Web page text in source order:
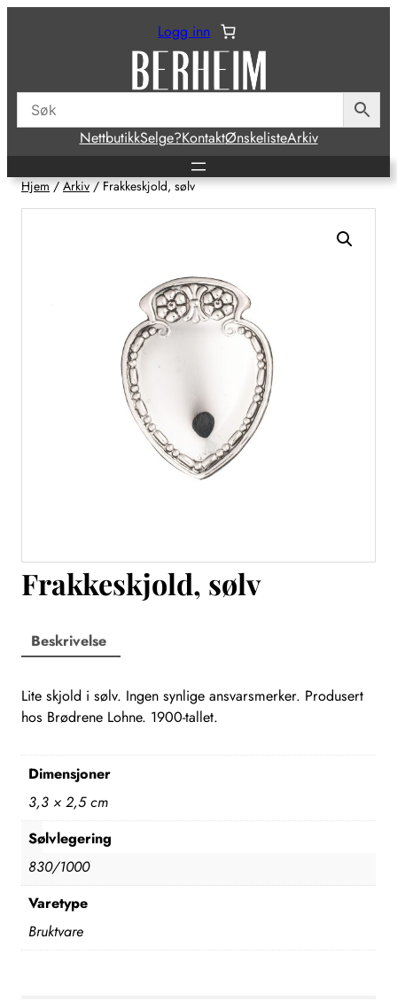
Logg inn
NettbutikkSelge?KontaktØnskelisteArkiv
Hjem/Arkiv/ Frakkeskjold, sølv
Frakkeskjold, sølv
Beskrivelse
Lite skjold i sølv. Ingen synlige ansvarsmerker. Produsert
hos Brødrene Lohne. 1900-tallet.
Dimensjoner
3,3 × 2,5 cm
Sølvlegering
830/1000
Varetype
Bruktvare